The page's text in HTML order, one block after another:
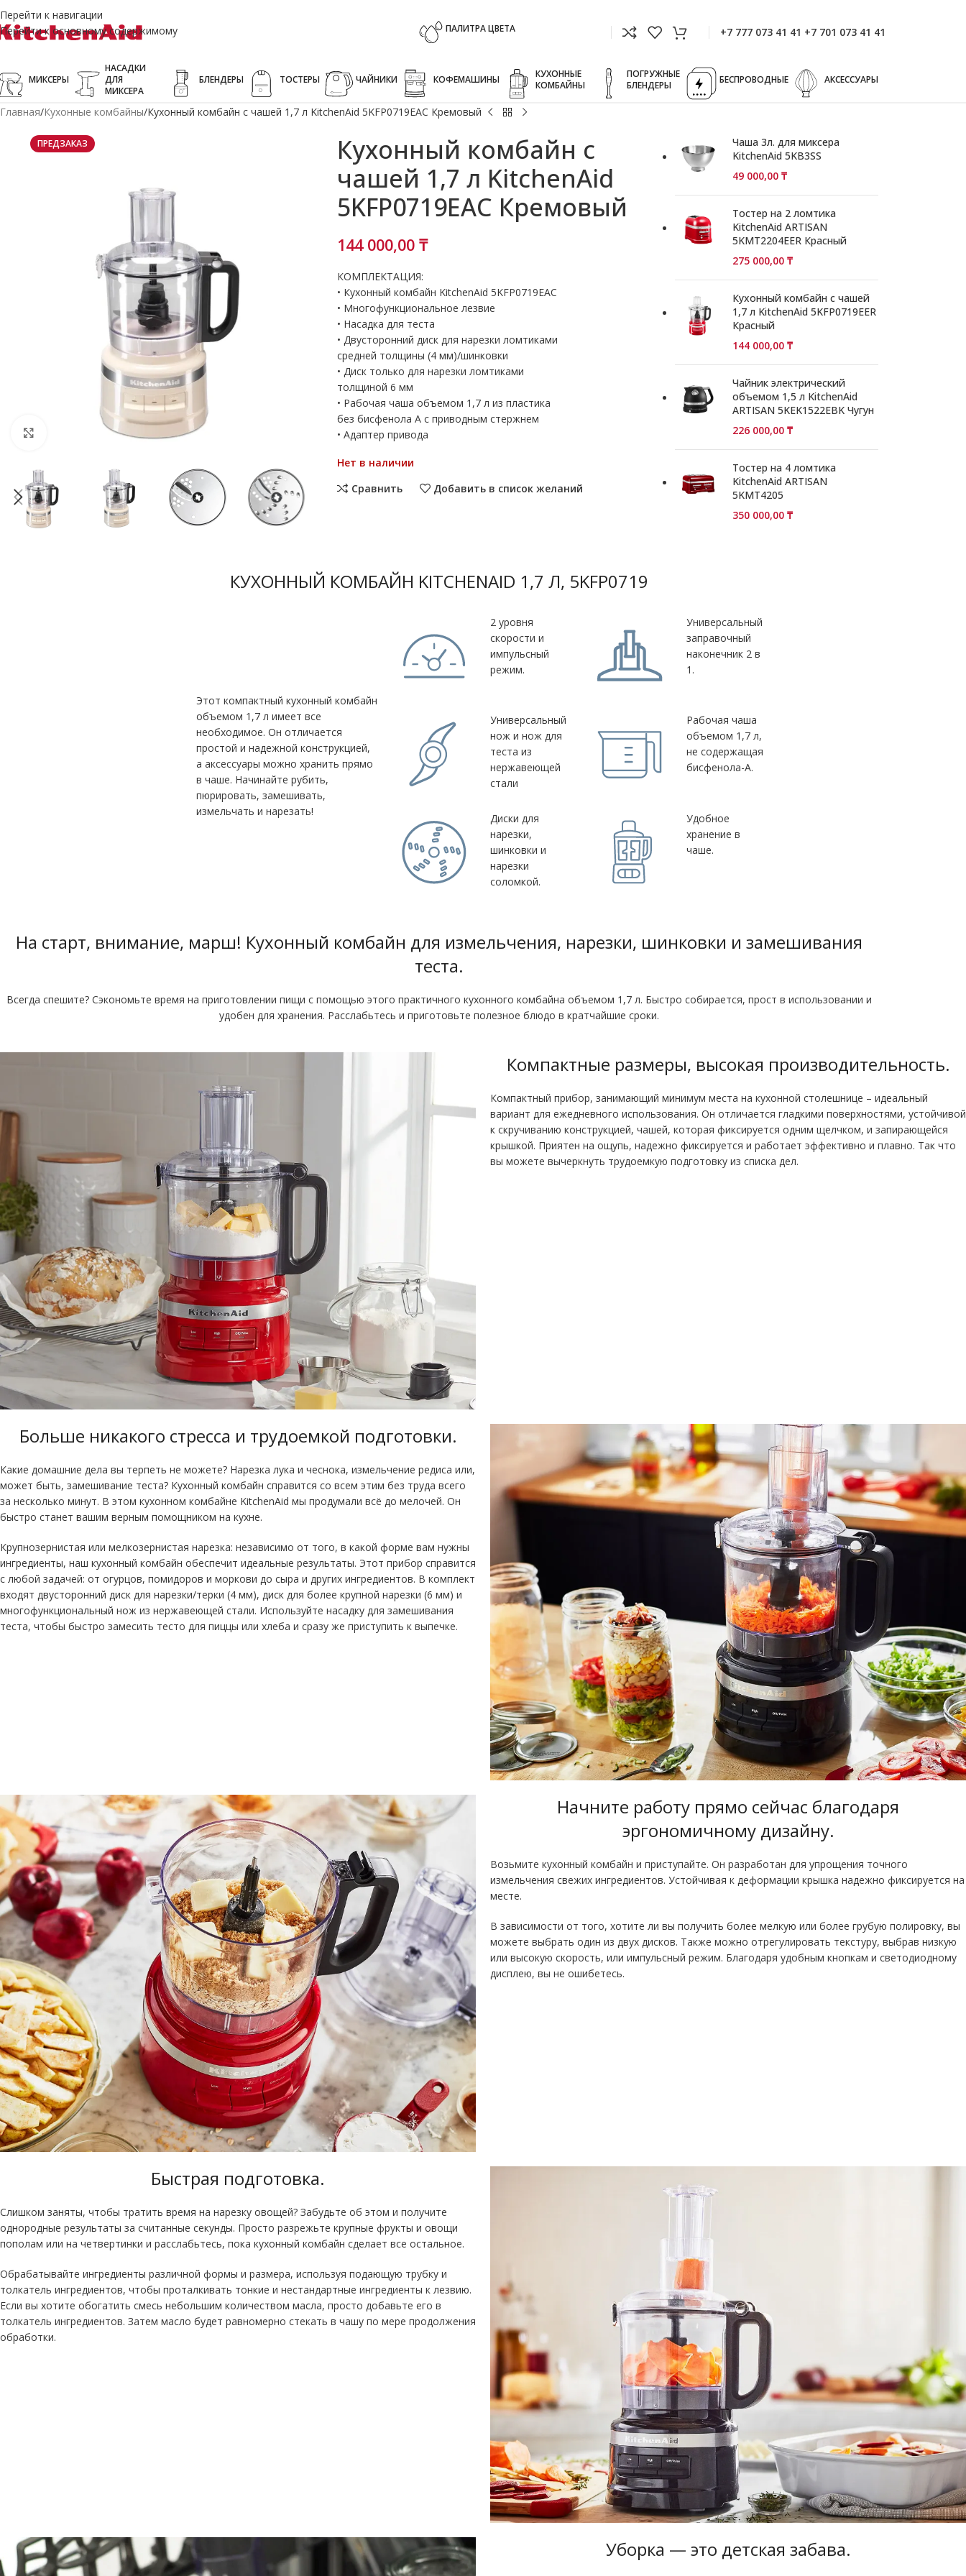
Перейти к навигации
Перейти к основному содержимому
ПАЛИТРА ЦВЕТА +7 777 073 41 41 +7 701 073 41 41
МИКСЕРЫ
НАСАДКИ
ДЛЯ
МИКСЕРА
БЛЕНДЕРЫ ТОСТЕРЫ ЧАЙНИКИ КОФЕМАШИНЫ
КУХОННЫЕ
КОМБАЙНЫ
ПОГРУЖНЫЕ
БЛЕНДЕРЫ
БЕСПРОВОДНЫЕ АКСЕССУАРЫ
Главная Кухонные комбайны Кухонный комбайн с чашей 1,7 л KitchenAid 5KFP0719EAC Кремовый
ПРЕДЗАКАЗ
Нажмите, чтобы увеличить
Кухонный комбайн с
чашей 1,7 л KitchenAid
5KFP0719EAC Кремовый
144 000,00₸
КОМПЛЕКТАЦИЯ:
• Кухонный комбайн KitchenAid 5KFP0719EAC
• Многофункциональное лезвие
• Насадка для теста
• Двусторонний диск для нарезки ломтиками
средней толщины (4 мм)/шинковки
• Диск только для нарезки ломтиками
толщиной 6 мм
• Рабочая чаша объемом 1,7 л из пластика
без бисфенола А с приводным стержнем
• Адаптер привода
Нет в наличии
Сравнить
Добавить в список желаний
Чаша 3л. для миксера
KitchenAid 5KB3SS
49 000,00 ₸
Тостер на 2 ломтика
KitchenAid ARTISAN
5KMT2204EER Красный
275 000,00 ₸
Кухонный комбайн с чашей
1,7 л KitchenAid 5KFP0719EER
Красный
144 000,00 ₸
Чайник электрический
объемом 1,5 л KitchenAid
ARTISAN 5KEK1522EBK Чугун
226 000,00 ₸
Тостер на 4 ломтика
KitchenAid ARTISAN
5KMT4205
350 000,00 ₸
КУХОННЫЙ КОМБАЙН KITCHENAID 1,7 Л, 5KFP0719
Этот компактный кухонный комбайн
объемом 1,7 л имеет все
необходимое. Он отличается
простой и надежной конструкцией,
а аксессуары можно хранить прямо
в чаше. Начинайте рубить,
пюрировать, замешивать,
измельчать и нарезать!
2 уровня
скорости и
импульсный
режим.
Универсальный
нож и нож для
теста из
нержавеющей
стали
Диски для
нарезки,
шинковки и
нарезки
соломкой.
Универсальный
заправочный
наконечник 2 в
1.
Рабочая чаша
объемом 1,7 л,
не содержащая
бисфенола-А.
Удобное
хранение в
чаше.
На старт, внимание, марш! Кухонный комбайн для измельчения, нарезки, шинковки и замешивания
теста.
Всегда спешите? Сэкономьте время на приготовлении пищи с помощью этого практичного кухонного комбайна объемом 1,7 л. Быстро собирается, прост в использовании и
удобен для хранения. Расслабьтесь и приготовьте полезное блюдо в кратчайшие сроки.
Компактные размеры, высокая производительность.
Компактный прибор, занимающий минимум места на кухонной столешнице – идеальный
вариант для ежедневного использования. Он отличается гладкими поверхностями, устойчивой
к скручиванию конструкцией, чашей, которая фиксируется одним щелчком, и запирающейся
крышкой. Приятен на ощупь, надежно фиксируется и работает эффективно и плавно. Так что
вы можете вычеркнуть трудоемкую подготовку из списка дел.
Больше никакого стресса и трудоемкой подготовки.
Какие домашние дела вы терпеть не можете? Нарезка лука и чеснока, измельчение редиса или,
может быть, замешивание теста? Кухонный комбайн справится со всем этим без труда всего
за несколько минут. В этом кухонном комбайне KitchenAid мы продумали всё до мелочей. Он
быстро станет вашим верным помощником на кухне.
Крупнозернистая или мелкозернистая нарезка: независимо от того, в какой форме вам нужны
ингредиенты, наш кухонный комбайн обеспечит идеальные результаты. Этот прибор справится
с любой задачей: от огурцов, помидоров и моркови до сыра и других ингредиентов. В комплект
входят двусторонний диск для нарезки/терки (4 мм), диск для более крупной нарезки (6 мм) и
многофункциональный нож из нержавеющей стали. Используйте насадку для замешивания
теста, чтобы быстро замесить тесто для пиццы или хлеба и сразу же приступить к выпечке.
Начните работу прямо сейчас благодаря
эргономичному дизайну.
Возьмите кухонный комбайн и приступайте. Он разработан для упрощения точного
измельчения свежих ингредиентов. Устойчивая к деформации крышка надежно фиксируется на
месте.
В зависимости от того, хотите ли вы получить более мелкую или более грубую полировку, вы
можете выбрать один из двух дисков. Также можно отрегулировать текстуру, выбрав низкую
или высокую скорость, или импульсный режим. Благодаря удобным кнопкам и светодиодному
дисплею, вы не ошибетесь.
Быстрая подготовка.
Слишком заняты, чтобы тратить время на нарезку овощей? Забудьте об этом и получите
однородные результаты за считанные секунды. Просто разрежьте крупные фрукты и овощи
пополам или на четвертинки и расслабьтесь, пока кухонный комбайн сделает все остальное.
Обрабатывайте ингредиенты различной формы и размера, используя подающую трубку и
толкатель ингредиентов, чтобы проталкивать тонкие и нестандартные ингредиенты к лезвию.
Если вы хотите обогатить смесь небольшим количеством масла, просто добавьте его в
толкатель ингредиентов. Затем масло будет равномерно стекать в чашу по мере продолжения
обработки.
Уборка — это детская забава.